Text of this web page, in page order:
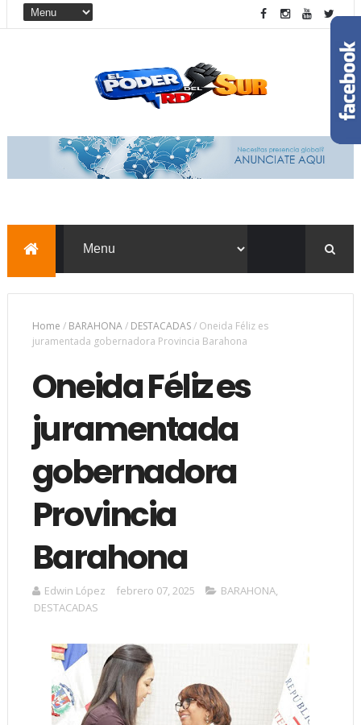
Home / BARAHONA/ DESTACADAS/ Oneida Féliz es
juramentada gobernadora Provincia Barahona
Oneida Féliz es
juramentada
gobernadora
Provincia
Barahona
Edwin López febrero 07, 2025 BARAHONA,
DESTACADAS